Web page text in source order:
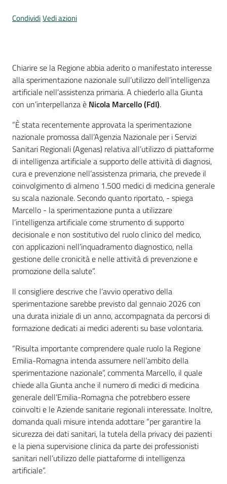
CondividiVedi azioni
Contenuto
Chiarire se la Regione abbia aderito o manifestato interesse
alla sperimentazione nazionale sull’utilizzo dell’intelligenza
artificiale nell’assistenza primaria. A chiederlo alla Giunta
con un’interpellanza è Nicola Marcello (FdI).
“È stata recentemente approvata la sperimentazione
nazionale promossa dall’Agenzia Nazionale per i Servizi
Sanitari Regionali (Agenas) relativa all’utilizzo di piattaforme
di intelligenza artificiale a supporto delle attività di diagnosi,
cura e prevenzione nell’assistenza primaria, che prevede il
coinvolgimento di almeno 1.500 medici di medicina generale
su scala nazionale. Secondo quanto riportato, - spiega
Marcello - la sperimentazione punta a utilizzare
l’intelligenza artificiale come strumento di supporto
decisionale e non sostitutivo del ruolo clinico del medico,
con applicazioni nell’inquadramento diagnostico, nella
gestione delle cronicità e nelle attività di prevenzione e
promozione della salute”.
Il consigliere descrive che l’avvio operativo della
sperimentazione sarebbe previsto dal gennaio 2026 con
una durata iniziale di un anno, accompagnata da percorsi di
formazione dedicati ai medici aderenti su base volontaria.
“Risulta importante comprendere quale ruolo la Regione
Emilia-Romagna intenda assumere nell’ambito della
sperimentazione nazionale”, commenta Marcello, il quale
chiede alla Giunta anche il numero di medici di medicina
generale dell’Emilia-Romagna che potrebbero essere
coinvolti e le Aziende sanitarie regionali interessate. Inoltre,
domanda quali misure intenda adottare “per garantire la
sicurezza dei dati sanitari, la tutela della privacy dei pazienti
e la piena supervisione clinica da parte dei professionisti
sanitari nell’utilizzo delle piattaforme di intelligenza
artificiale”.